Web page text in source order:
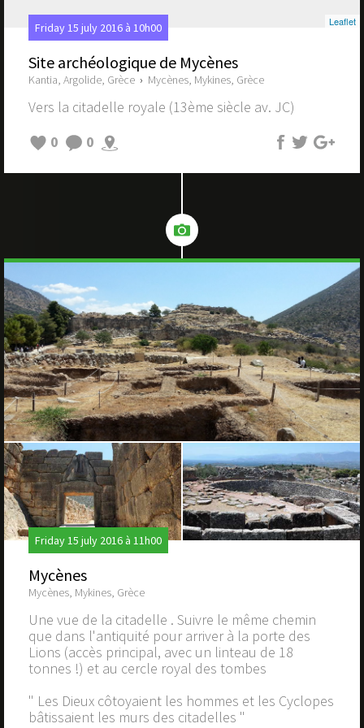
Leaflet
Friday 15 july 2016 à 10h00
Site archéologique de Mycènes
Kantia, Argolide, Grèce › Mycènes, Mykines, Grèce
Vers la citadelle royale (13ème siècle av. JC)
0
0
Friday 15 july 2016 à 11h00
Mycènes
Mycènes, Mykines, Grèce
Une vue de la citadelle . Suivre le même chemin
que dans l'antiquité pour arriver à la porte des
Lions (accès principal, avec un linteau de 18
tonnes !) et au cercle royal des tombes
" Les Dieux côtoyaient les hommes et les Cyclopes
bâtissaient les murs des citadelles "